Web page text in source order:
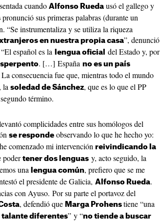
cuando Alfonso Rueda usó el gallego y
pronunció sus primeras palabras (durante un
“Se instrumentaliza y se utiliza la riqueza
en nuestra propia casa”, denunció
español es la
lengua oficial
del Estado y, por
. […] España no es un país
consecuencia fue que, mientras todo el mundo
la soledad de Sánchez, que es lo que el PP
término.
complicidades entre sus homólogos del
se responde observando lo que he hecho yo:
comenzado mi intervención reivindicando la
poder tener dos lenguas y, acto seguido, la
una
lengua común, prefiero que se me
el presidente de Galicia, Alfonso Rueda.
con Ayuso. Por su parte el portavoz del
, defendió que Marga Prohens tiene “una
talante diferentes” y “no tiende a buscar